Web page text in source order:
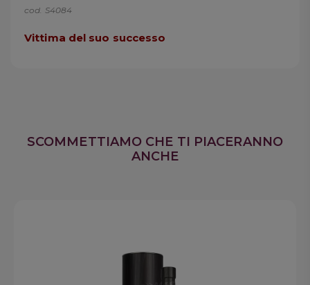
cod. S4084
Vittima del suo successo
SCOMMETTIAMO CHE TI PIACERANNO
ANCHE